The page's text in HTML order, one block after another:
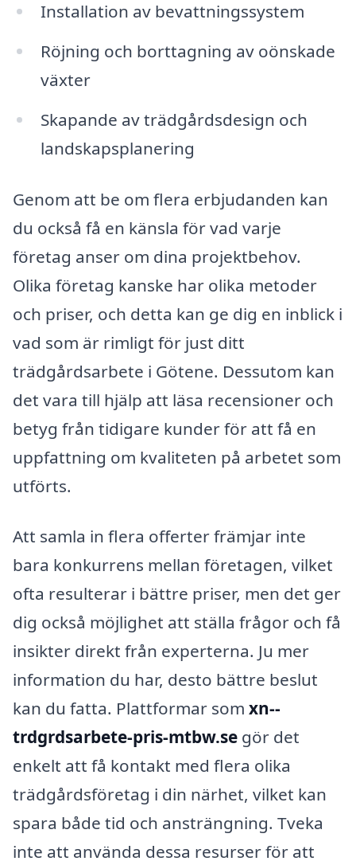
Installation av bevattningssystem
Röjning och borttagning av oönskade
växter
Skapande av trädgårdsdesign och
landskapsplanering
Genom att be om flera erbjudanden kan
du också få en känsla för vad varje
företag anser om dina projektbehov.
Olika företag kanske har olika metoder
och priser, och detta kan ge dig en inblick i
vad som är rimligt för just ditt
trädgårdsarbete i Götene. Dessutom kan
det vara till hjälp att läsa recensioner och
betyg från tidigare kunder för att få en
uppfattning om kvaliteten på arbetet som
utförts.
Att samla in flera offerter främjar inte
bara konkurrens mellan företagen, vilket
ofta resulterar i bättre priser, men det ger
dig också möjlighet att ställa frågor och få
insikter direkt från experterna. Ju mer
information du har, desto bättre beslut
kan du fatta. Plattformar som xn--
trdgrdsarbete-pris-mtbw.se gör det
enkelt att få kontakt med flera olika
trädgårdsföretag i din närhet, vilket kan
spara både tid och ansträngning. Tveka
inte att använda dessa resurser för att